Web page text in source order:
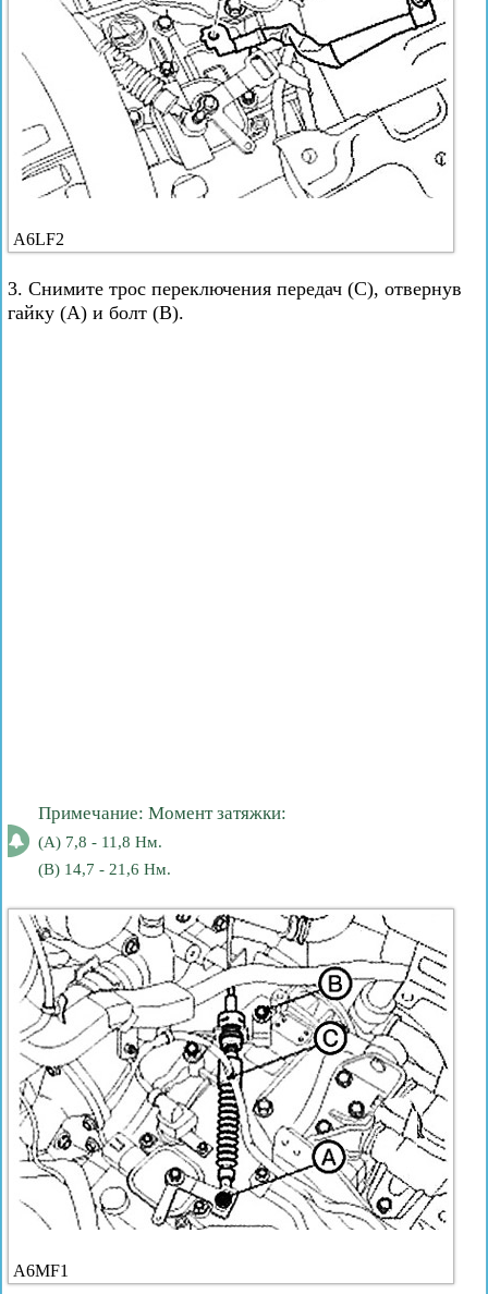
A6LF2
3. Снимите трос переключения передач (С), отвернув
гайку (А) и болт (В).
Примечание: Момент затяжки:
(A) 7,8 - 11,8 Нм.
(B) 14,7 - 21,6 Нм.
A6MF1